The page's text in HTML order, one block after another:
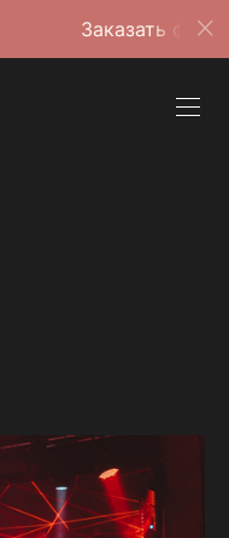
Заказать фотоотчёт